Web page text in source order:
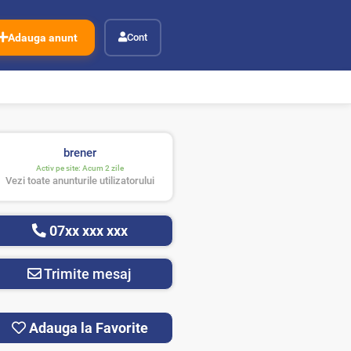
Adauga anunt Cont
brener
Activ pe site: Acum 2 zile
Vezi toate anunturile utilizatorului
07xx xxx xxx
Trimite mesaj
Adauga la Favorite